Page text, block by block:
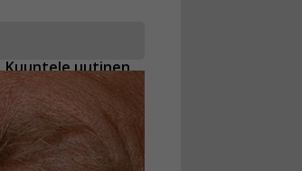
Kuuntele uutinen